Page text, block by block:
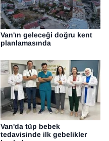
Van'ın geleceği doğru kent
planlamasında
Van'da tüp bebek
tedavisinde ilk gebelikler